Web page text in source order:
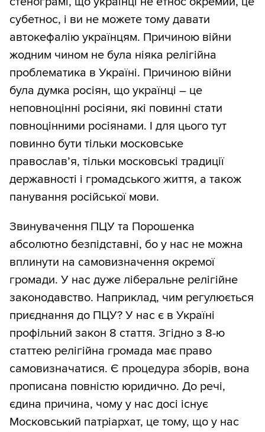
субетнос, і ви не можете тому давати
автокефалію українцям. Причиною війни
жодним чином не була ніяка релігійна
проблематика в Україні. Причиною війни
була думка росіян, що українці – це
неповноцінні росіяни, які повинні стати
повноцінними росіянами. І для цього тут
повинно бути тільки московське
православ’я, тільки московські традиції
державності і громадського життя, а також
панування російської мови.
Звинувачення ПЦУ та Порошенка
абсолютно безпідставні, бо у нас не можна
вплинути на самовизначення окремої
громади. У нас дуже ліберальне релігійне
законодавство. Наприклад, чим регулюється
приєднання до ПЦУ? У нас є в Україні
профільний закон 8 стаття. Згідно з 8-ю
статтею релігійна громада має право
самовизначатися. Є процедура зборів, вона
прописана повністю юридично. До речі,
єдина причина, чому у нас досі існує
Московський патріархат, це тому, що у нас